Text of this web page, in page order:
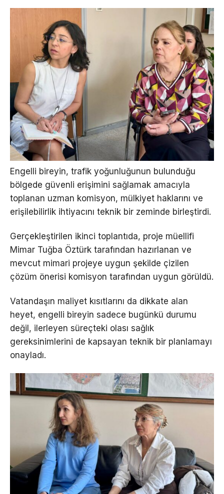
Engelli bireyin, trafik yoğunluğunun bulunduğu
bölgede güvenli erişimini sağlamak amacıyla
toplanan uzman komisyon, mülkiyet haklarını ve
erişilebilirlik ihtiyacını teknik bir zeminde birleştirdi.
Gerçekleştirilen ikinci toplantıda, proje müellifi
Mimar Tuğba Öztürk tarafından hazırlanan ve
mevcut mimari projeye uygun şekilde çizilen
çözüm önerisi komisyon tarafından uygun görüldü.
Vatandaşın maliyet kısıtlarını da dikkate alan
heyet, engelli bireyin sadece bugünkü durumu
değil, ilerleyen süreçteki olası sağlık
gereksinimlerini de kapsayan teknik bir planlamayı
onayladı.